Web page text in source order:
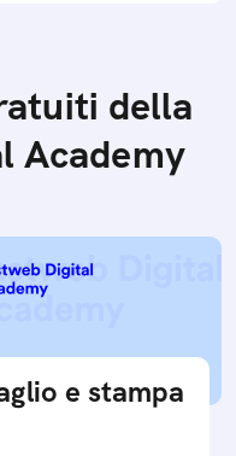
della
Academy
e stampa